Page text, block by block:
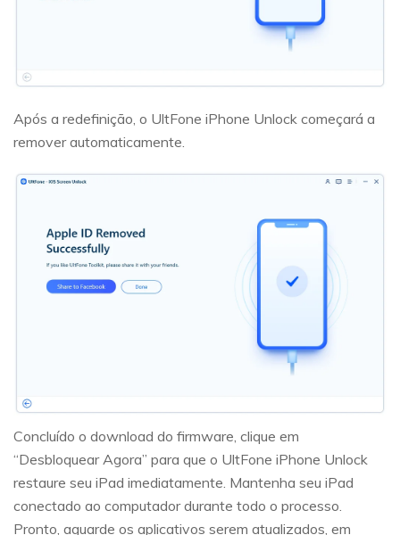
Após a redefinição, o UltFone iPhone Unlock começará a
remover automaticamente.
Concluído o download do firmware, clique em
“Desbloquear Agora” para que o UltFone iPhone Unlock
restaure seu iPad imediatamente. Mantenha seu iPad
conectado ao computador durante todo o processo.
Pronto, aguarde os aplicativos serem atualizados, em